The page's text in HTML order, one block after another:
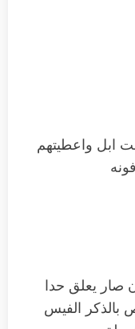
ابل واعطيتهم
صار يعلق حدا
الفيس